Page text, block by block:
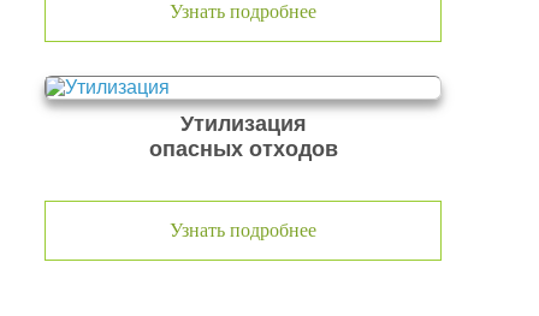
Узнать подробнее
Утилизация
опасных отходов
Узнать подробнее